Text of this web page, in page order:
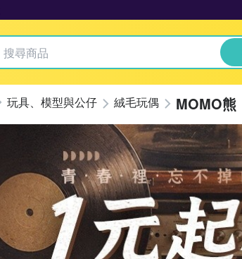
玩具、模型與公仔 絨毛玩偶 MOMO熊